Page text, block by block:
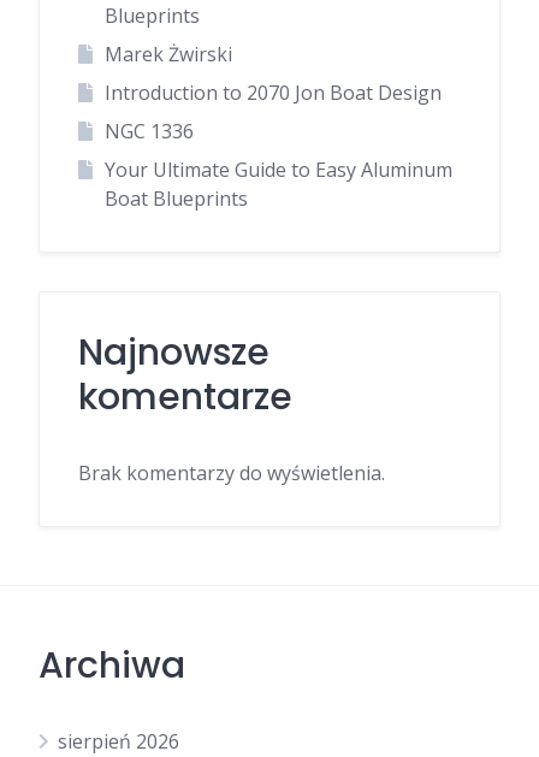
Blueprints
Marek Żwirski
Introduction to 2070 Jon Boat Design
NGC 1336
Your Ultimate Guide to Easy Aluminum
Boat Blueprints
Najnowsze
komentarze
Brak komentarzy do wyświetlenia.
Archiwa
sierpień 2026